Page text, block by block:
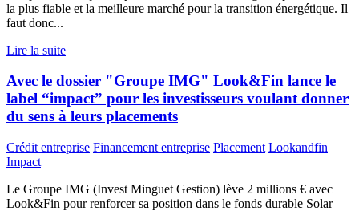
la plus fiable et la meilleure marché pour la transition énergétique. Il
faut donc...
Lire la suite
Avec le dossier "Groupe IMG" Look&Fin lance le
label “impact” pour les investisseurs voulant donner
du sens à leurs placements
Crédit entreprise Financement entreprise Placement Lookandfin
Impact
Le Groupe IMG (Invest Minguet Gestion) lève 2 millions € avec
Look&Fin pour renforcer sa position dans le fonds durable Solar